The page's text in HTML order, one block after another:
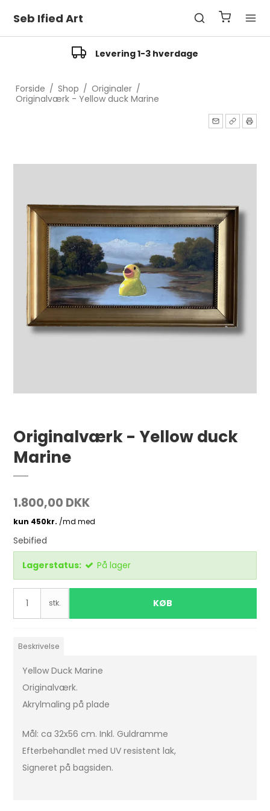
Seb Ified Art
Levering 1-3 hverdage
Forside / Shop / Originaler /
Originalværk - Yellow duck Marine
Originalværk - Yellow duck
Marine
1.800,00 DKK
Sebified
Lagerstatus: På lager
stk. KØB
Beskrivelse
Yellow Duck Marine
Originalværk.
Akrylmaling på plade
Mål: ca 32x56 cm. Inkl. Guldramme
Efterbehandlet med UV resistent lak,
Signeret på bagsiden.